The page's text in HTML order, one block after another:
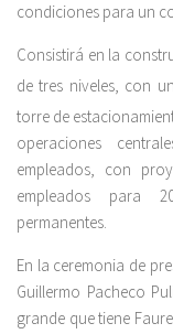
condiciones para un
Consistirá en la
de tres niveles, con
torre de
operaciones
empleados, con
empleados para
permanentes.
En la ceremonia de
Guillermo Pacheco
grande que tiene